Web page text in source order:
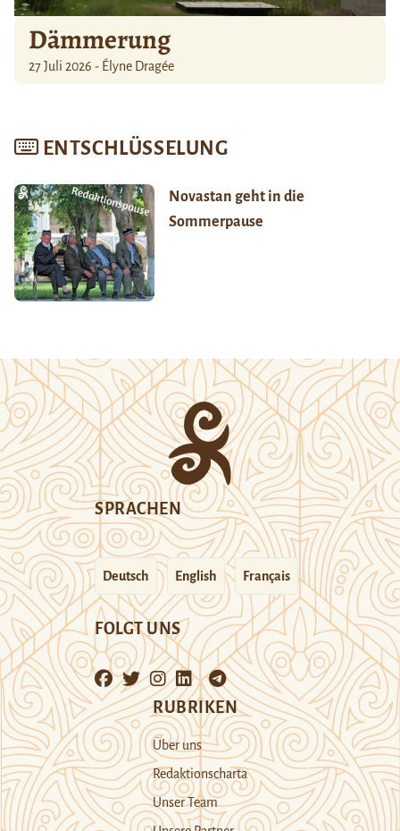
Dämmerung
27 Juli 2026 - Élyne Dragée
ENTSCHLÜSSELUNG
Novastan geht in die
Sommerpause
SPRACHEN
Deutsch English Français
FOLGT UNS
RUBRIKEN
Über uns
Redaktionscharta
Unser Team